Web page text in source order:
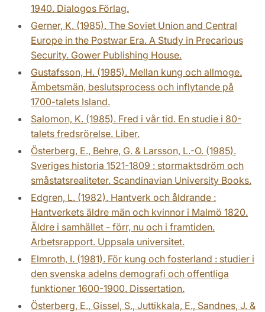
1940. Dialogos Förlag.
Gerner, K. (1985). The Soviet Union and Central
Europe in the Postwar Era. A Study in Precarious
Security. Gower Publishing House.
Gustafsson, H. (1985). Mellan kung och allmoge.
Ämbetsmän, beslutsprocess och inflytande på
1700-talets Island.
Salomon, K. (1985). Fred i vår tid. En studie i 80-
talets fredsrörelse. Liber.
Österberg, E., Behre, G. & Larsson, L.-O. (1985).
Sveriges historia 1521-1809 : stormaktsdröm och
småstatsrealiteter. Scandinavian University Books.
Edgren, L. (1982). Hantverk och åldrande :
Hantverkets äldre män och kvinnor i Malmö 1820.
Äldre i samhället - förr, nu och i framtiden.
Arbetsrapport. Uppsala universitet.
Elmroth, I. (1981). För kung och fosterland : studier i
den svenska adelns demografi och offentliga
funktioner 1600-1900. Dissertation.
Österberg, E., Gissel, S., Juttikkala, E., Sandnes, J. &